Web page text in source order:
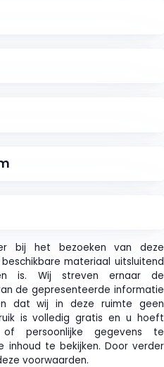
er bij het bezoeken van deze
materiaal uitsluitend
is. Wij streven ernaar de
de gepresenteerde informatie
dat wij in deze ruimte geen
is volledig gratis en u hoeft
persoonlijke gegevens te
inhoud te bekijken. Door verder
voorwaarden.